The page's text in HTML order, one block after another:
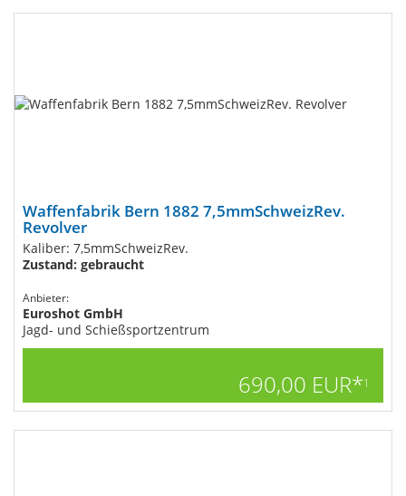
Waffenfabrik Bern 1882​ 7,5mmSchweizRev.
Revolver
Kaliber: 7,5mmSchweizRev.
Zustand: gebraucht
Anbieter:
Euroshot GmbH
Jagd- und Schießsportzentrum
690,00 EUR*1